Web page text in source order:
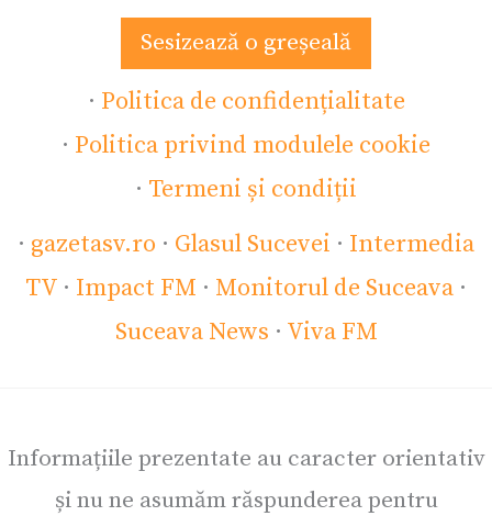
Sesizează o greșeală
· Politica de confidențialitate
· Politica privind modulele cookie
· Termeni și condiții
· gazetasv.ro · Glasul Sucevei · Intermedia
TV · Impact FM · Monitorul de Suceava ·
Suceava News · Viva FM
Informațiile prezentate au caracter orientativ
și nu ne asumăm răspunderea pentru